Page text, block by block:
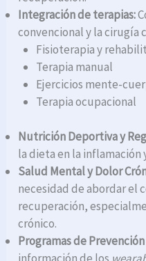
Integración de terapias:
convencional y la cirugía
Fisioterapia y
Terapia manual
Ejercicios mente-
Terapia ocupacional
Nutrición Deportiva y
la dieta en la inflamación
Salud Mental y Dolor
necesidad de abordar el
recuperación,
crónico.
Programas de